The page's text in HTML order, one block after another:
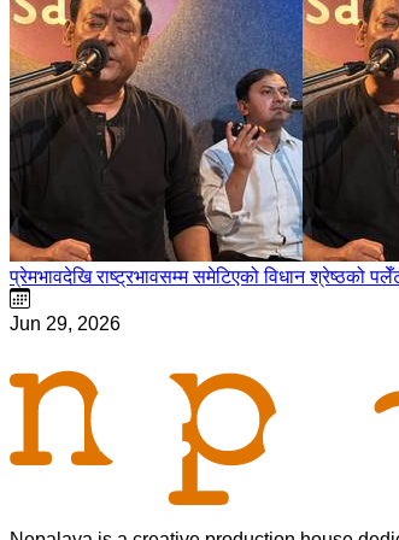
प्रेमभावदेखि राष्ट्रभावसम्म समेटिएको विधान श्रेष्ठको
Jun 29, 2026